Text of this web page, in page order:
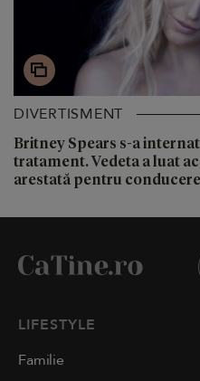
DIVERTISMENT
Britney Spears s-a
tratament. Vedeta a luat
arestată pentru
LIFESTYLE
Familie